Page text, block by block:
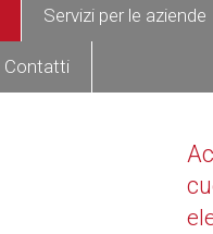
Servizi per le aziende
Contatti